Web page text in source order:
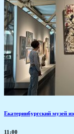
Екатеринбургский музей
11:00